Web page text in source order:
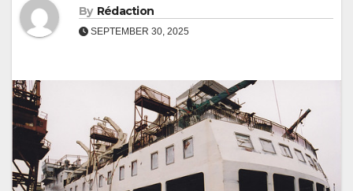
By Rédaction
SEPTEMBER 30, 2025